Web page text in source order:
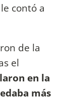
contó a
de la
el
en la
más